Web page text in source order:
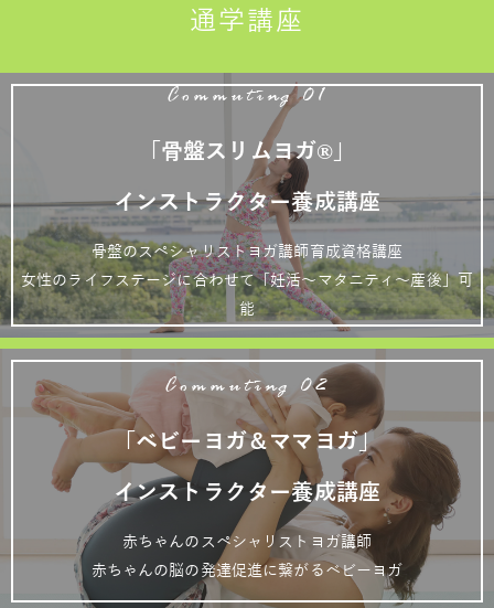
通学講座
Commuting 01
「骨盤スリムヨガ®」
インストラクター養成講座
骨盤のスペシャリストヨガ講師育成資格講座
女性のライフステージに合わせて「妊活～マタニティ～産後」可
能
Commuting 02
「ベビーヨガ＆ママヨガ」
インストラクター養成講座
赤ちゃんのスペシャリストヨガ講師
赤ちゃんの脳の発達促進に繋がるベビーヨガ